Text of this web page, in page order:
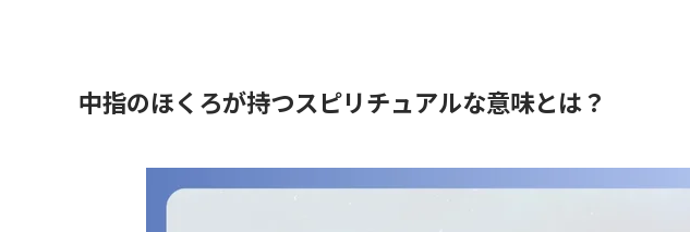
中指のほくろが持つスピリチュアルな意味とは？